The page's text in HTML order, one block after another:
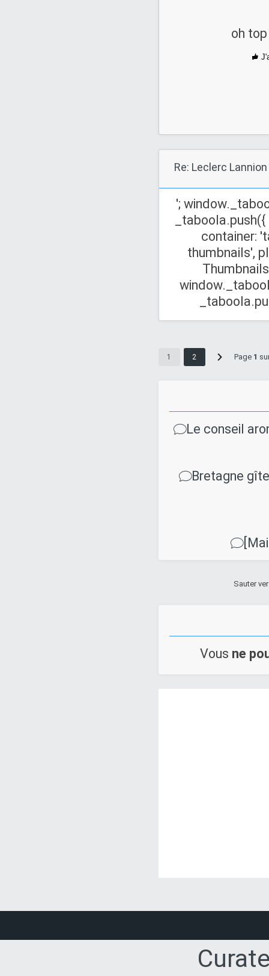
oh
Re: Leclerc Lannion
';
container:
thumbnails',
Page 1
1 2
Le conseil
Bretagne
Sauter
Vous ne